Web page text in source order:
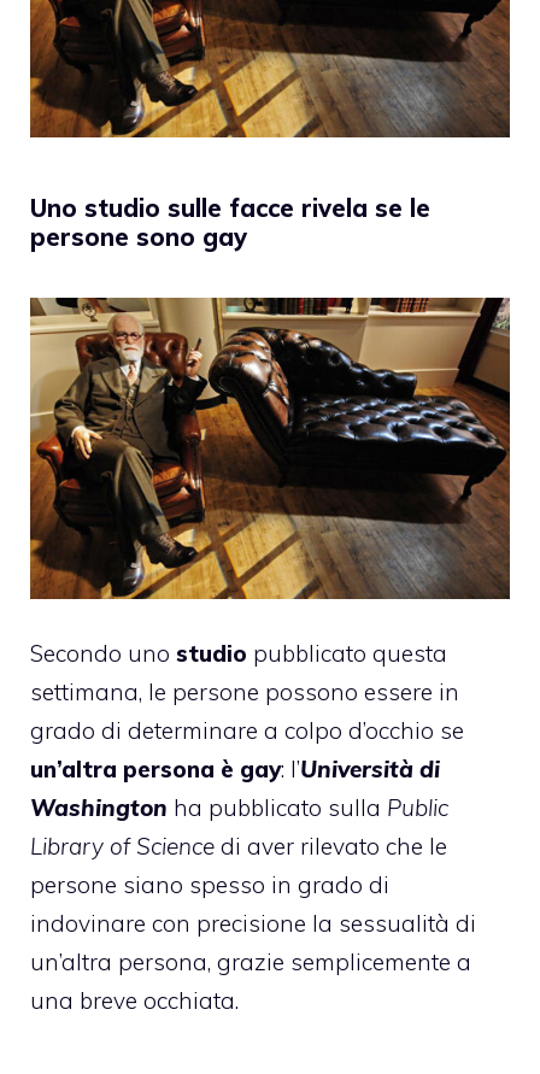
Uno studio sulle facce rivela se le
persone sono gay
Secondo uno studio pubblicato questa
settimana, le persone possono essere in
grado di determinare a colpo d’occhio se
un’altra persona è gay: l’Università di
Washington ha pubblicato sulla Public
Library of Science di aver rilevato che le
persone siano spesso in grado di
indovinare con precisione la sessualità di
un’altra persona, grazie semplicemente a
una breve occhiata.